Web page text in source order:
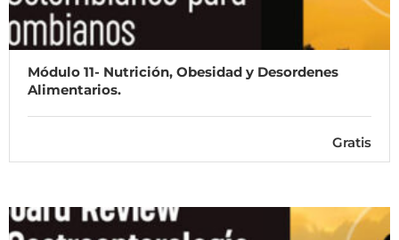
Módulo 11- Nutrición, Obesidad y Desordenes
Alimentarios.
Gratis